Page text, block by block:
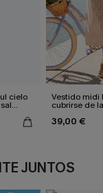
cielo Vestido midi
cubrirse de
39,00 €
JUNTOS